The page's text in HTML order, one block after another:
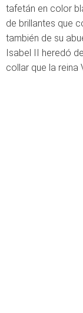
tafetán en color
de brillantes que
también de su
Isabel II heredó
collar que la reina